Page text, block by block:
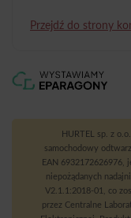
Przejdź do strony
HURTEL sp. z
samochodowy
EAN 6932172626976,
niepożądanych
V2.1.1:2018-01, co
przez Centralne